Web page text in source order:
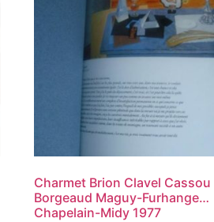
Charmet Brion Clavel Cassou
Borgeaud Maguy-Furhange…
Chapelain-Midy 1977